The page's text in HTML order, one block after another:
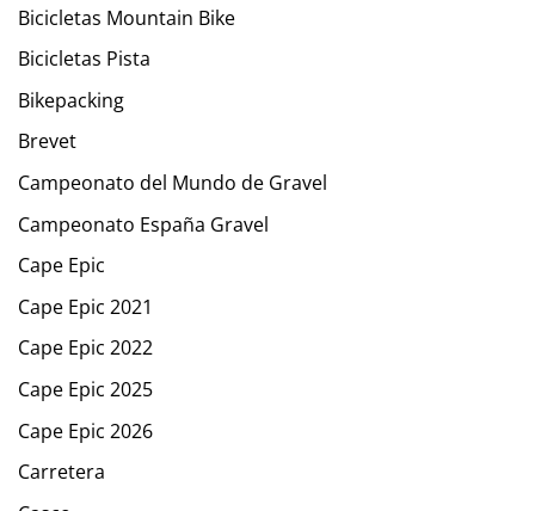
Bicicletas Mountain Bike
Bicicletas Pista
Bikepacking
Brevet
Campeonato del Mundo de Gravel
Campeonato España Gravel
Cape Epic
Cape Epic 2021
Cape Epic 2022
Cape Epic 2025
Cape Epic 2026
Carretera